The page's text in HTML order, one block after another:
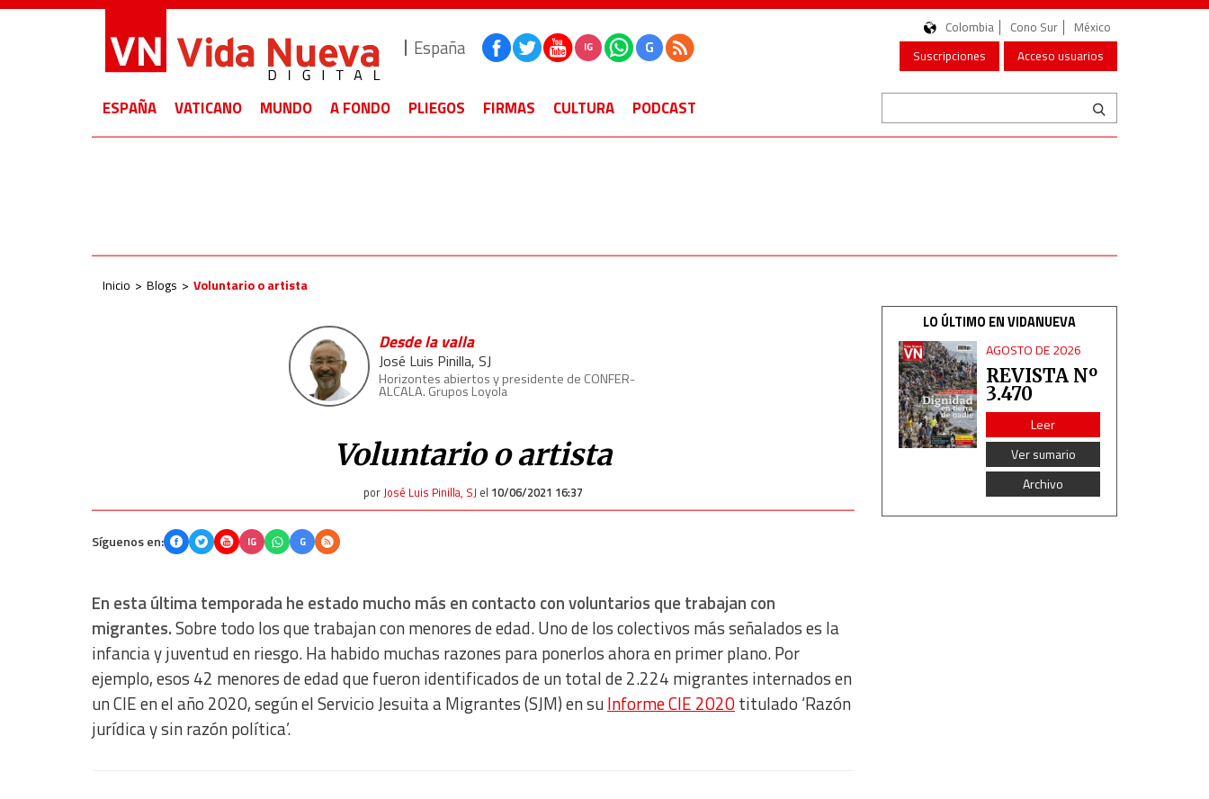
España IG G
Colombia Cono Sur
México
Suscripciones
Acceso usuarios
ESPAÑA VATICANO MUNDO A FONDO PLIEGOS FIRMAS CULTURA PODCAST
Inicio Blogs Voluntario o artista
Desde la valla
José Luis Pinilla, SJ
Horizontes abiertos y presidente de CONFER-
ALCALA. Grupos Loyola
Voluntario o artista
porJosé Luis Pinilla, SJ el 10/06/2021 16:37
Síguenos en: IG G
En esta última temporada he estado mucho más en contacto con voluntarios que trabajan con
migrantes.Sobre todo los que trabajan con menores de edad. Uno de los colectivos más señalados es la
infancia y juventud en riesgo. Ha habido muchas razones para ponerlos ahora en primer plano. Por
ejemplo, esos 42 menores de edad que fueron identificados de un total de 2.224 migrantes internados en
un CIE en el año 2020, según el Servicio Jesuita a Migrantes (SJM) en suInforme CIE 2020titulado ‘Razón
jurídica y sin razón política’.
LO ÚLTIMO EN VIDANUEVA
AGOSTO DE 2026
REVISTA Nº
3.470
Leer
Ver sumario
Archivo